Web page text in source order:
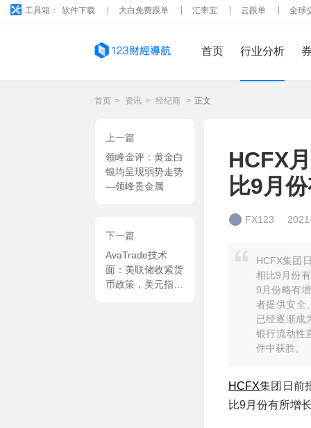
工具箱： 软件下载 大白免费跟单 汇率宝 云跟单 全球
首页 行业分析
首页 > 资讯 > 经纪商 > 正文
上一篇
领峰金评：黄金白
银均呈现弱势走势
—领峰贵金属
下一篇
AvaTrade技术
面：美联储收紧货
币政策，美元指数
HCFX
比9月
FX123
HCFX集团
相比9月份
9月份略有
者提供安全
已经逐渐成
银行流动性
件中获胜。
HCFX集团日前
比9月份有所增